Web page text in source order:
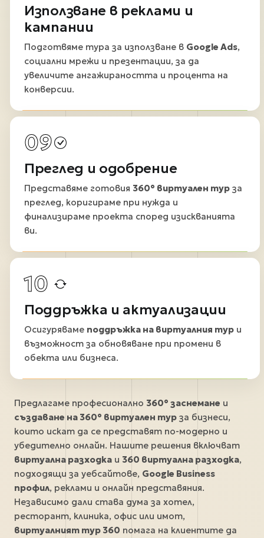
Използване в реклами и
кампании
Подготвяме тура за използване в Google Ads,
социални мрежи и презентации, за да
увеличите ангажираността и процента на
конверсии.
09
Преглед и одобрение
Представяме готовия 360° виртуален тур за
преглед, коригираме при нужда и
финализираме проекта според изискванията
ви.
10
Поддръжка и актуализации
Осигуряваме поддръжка на виртуалния тур и
възможност за обновяване при промени в
обекта или бизнеса.
Предлагаме професионално 360° заснемане и
създаване на 360° виртуален тур за бизнеси,
които искат да се представят по-модерно и
убедително онлайн. Нашите решения включват
виртуална разходка и 360 виртуална разходка,
подходящи за уебсайтове, Google Business
профил, реклами и онлайн представяния.
Независимо дали става дума за хотел,
ресторант, клиника, офис или имот,
виртуалният тур 360 помага на клиентите да